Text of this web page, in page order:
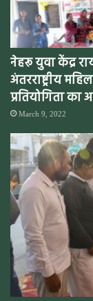
नेहरू युवा केंद्र
अंतरराष्ट्रीय
प्रतियोगिता
March 9, 2022